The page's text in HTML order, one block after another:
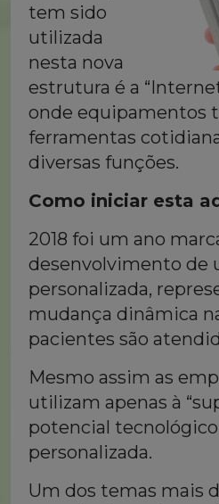
tem sido
utilizada
nesta nova
estrutura é a
onde equipamentos
ferramentas
diversas funções.
Como iniciar esta
2018 foi um ano
desenvolvimento de
personalizada,
mudança dinâmica
pacientes são
Mesmo assim as
utilizam apenas à
potencial
personalizada.
Um dos temas mais